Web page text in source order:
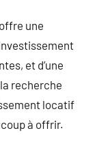
une
et d’une
recherche
locatif
à offrir.